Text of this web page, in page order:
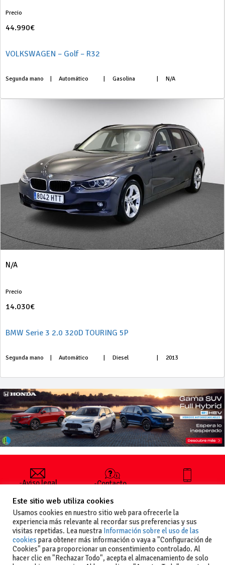
Precio
44.990€
VOLKSWAGEN – Golf – R32
Segunda mano Automático Gasolina N/A
N/A
Precio
14.030€
BMW Serie 3 2.0 320D TOURING 5P
Segunda mano Automático Diesel 2013
-Aviso legal
generales
de uso
-Política de
privacidad
-Política de
cookies
-Contacto
publicar un
anuncio
-Vende+
+34 627 35
Este sitio web utiliza cookies
Usamos cookies en nuestro sitio web para ofrecerle la
experiencia más relevante al recordar sus preferencias y sus
visitas repetidas. Lea nuestra Información sobre el uso de las
cookies para obtener más información o vaya a "Configuración de
Cookies" para proporcionar un consentimiento controlado. Al
hacer clic en "Rechazar Todo", acepta el almacenamiento de solo